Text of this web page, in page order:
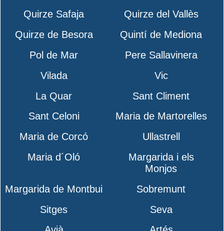
Quirze Safaja
Quirze del Vallès
Quirze de Besora
Quintí de Mediona
Pol de Mar
Pere Sallavinera
Vilada
Vic
La Quar
Sant Climent
Sant Celoni
Maria de Martorelles
Maria de Corcó
Ullastrell
Maria d´Oló
Margarida i els
Monjos
Margarida de Montbui
Sobremunt
Sitges
Seva